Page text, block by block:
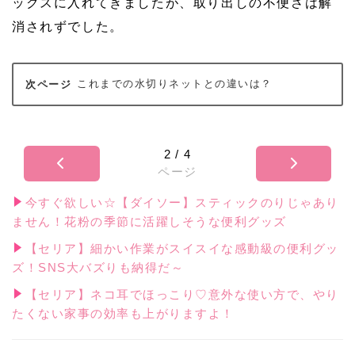
消されずでした。
これまでの水切りネットとの違いは？
2 / 4
ページ
今すぐ欲しい☆【ダイソー】スティックのりじゃあり
ません！花粉の季節に活躍しそうな便利グッズ
【セリア】細かい作業がスイスイな感動級の便利グッ
ズ！SNS大バズりも納得だ～
【セリア】ネコ耳でほっこり♡意外な使い方で、やり
たくない家事の効率も上がりますよ！